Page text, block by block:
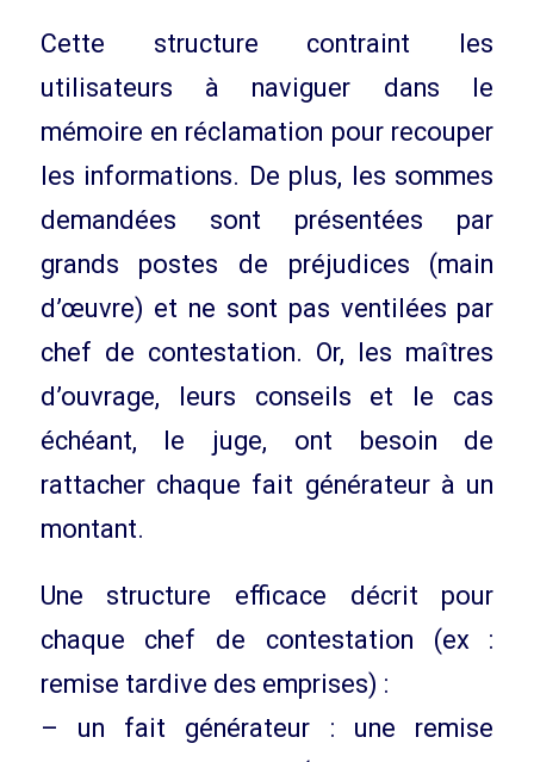
Cette structure contraint les
utilisateurs à naviguer dans le
mémoire en réclamation pour recouper
les informations. De plus, les sommes
demandées sont présentées par
grands postes de préjudices (main
d’œuvre) et ne sont pas ventilées par
chef de contestation. Or, les maîtres
d’ouvrage, leurs conseils et le cas
échéant, le juge, ont besoin de
rattacher chaque fait générateur à un
montant.
Une structure efficace décrit pour
chaque chef de contestation (ex :
remise tardive des emprises) :
– un fait générateur : une remise